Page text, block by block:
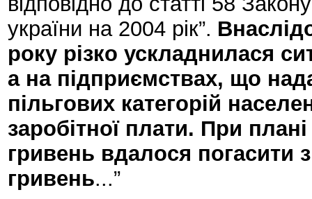
україни на 2004 рік”.
року різко ускладнилася
а на підприємствах, що
пільгових категорій
заробітної плати. При
гривень вдалося погасити
гривень...”